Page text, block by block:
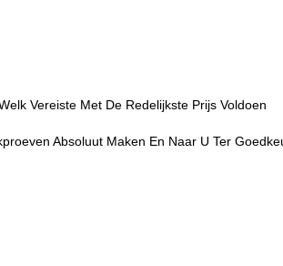
Vereiste Met De Redelijkste Prijs Voldoen
Absoluut Maken En Naar U Ter